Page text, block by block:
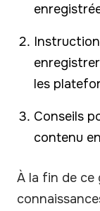
les
Conseils
contenu
À la fin de ce